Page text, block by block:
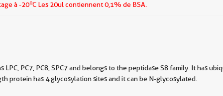
à -20oC Les 20ul contiennent 0,1% de BSA.
PC7, PC8, SPC7 and belongs to the peptidase S8 family. It has
protein has 4 glycosylation sites and it can be N-glycosylated.